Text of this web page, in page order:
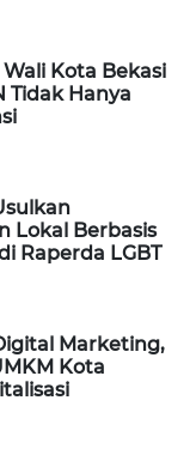
Kota Bekasi
Tidak Hanya
Lokal Berbasis
Raperda LGBT
Marketing,
Kota